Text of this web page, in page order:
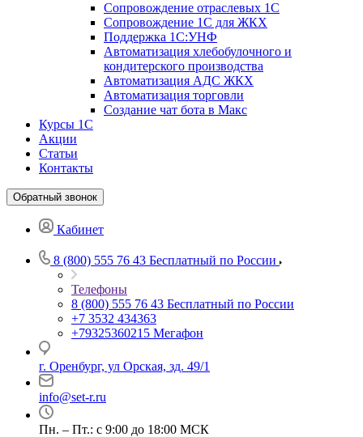
Сопровождение отраслевых 1С
Сопровождение 1С для ЖКХ
Поддержка 1С:УНФ
Автоматизация хлебобулочного и
кондитерского производства
Автоматизация АДС ЖКХ
Автоматизация торговли
Создание чат бота в Макс
Курсы 1С
Акции
Статьи
Контакты
Обратный звонок
Кабинет
8 (800) 555 76 43 Бесплатный по России
Телефоны
8 (800) 555 76 43 Бесплатный по России
+7 3532 434363
+79325360215 Мегафон
г. Оренбург, ул Орская, зд. 49/1
info@set-r.ru
Пн. – Пт.: с 9:00 до 18:00 МСК